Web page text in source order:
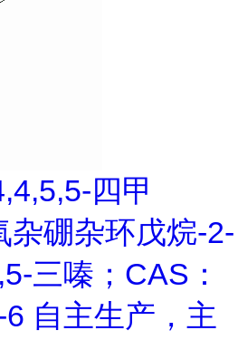
四甲
杂硼杂环戊烷-2-
三嗪；CAS：
自主生产，主